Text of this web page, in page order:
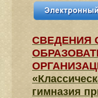
СВЕДЕНИЯ​
гимназия